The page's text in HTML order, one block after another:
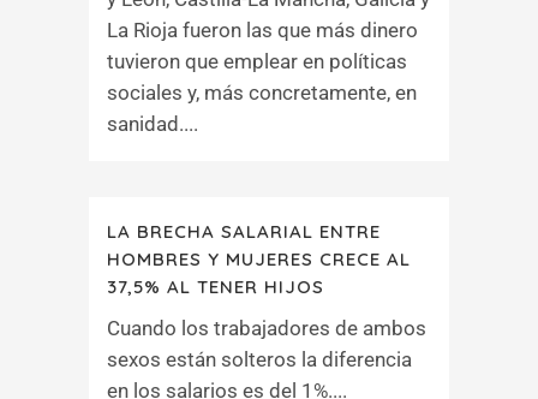
La Rioja fueron las que más dinero
tuvieron que emplear en políticas
sociales y, más concretamente, en
sanidad....
LA BRECHA SALARIAL ENTRE
HOMBRES Y MUJERES CRECE AL
37,5% AL TENER HIJOS
Cuando los trabajadores de ambos
sexos están solteros la diferencia
en los salarios es del 1%....